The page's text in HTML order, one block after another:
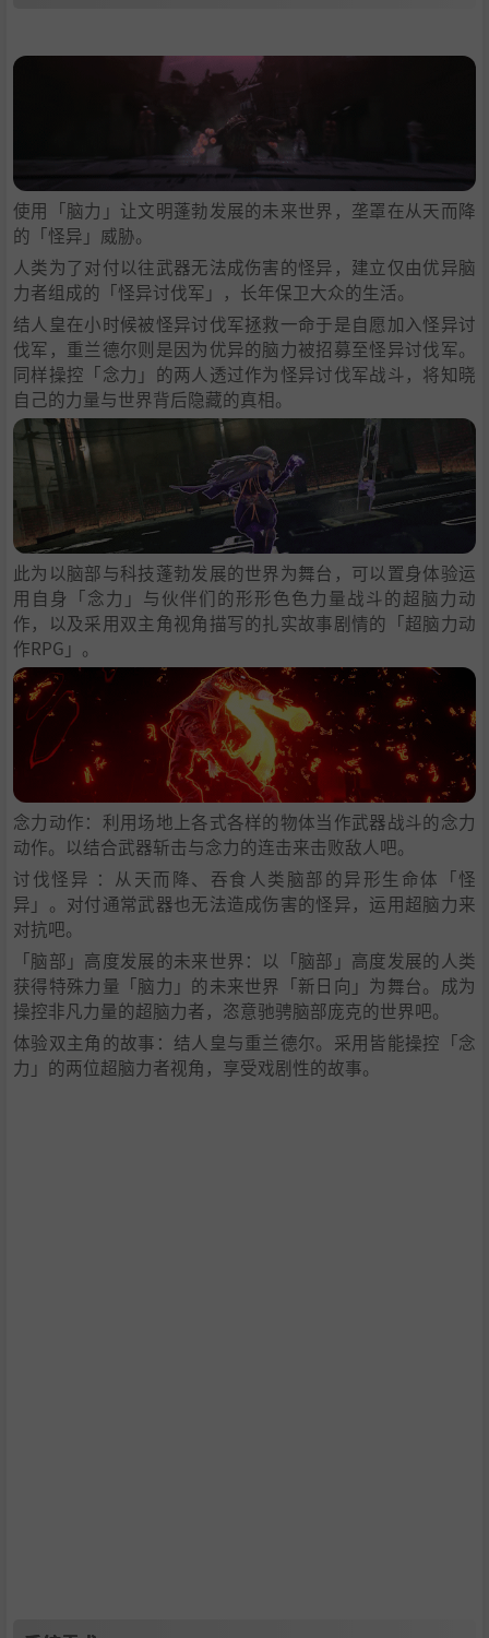
使用「脑力」让文明蓬勃发展的未来世界，垄罩在从天而降
的「怪异」威胁。
人类为了对付以往武器无法成伤害的怪异，建立仅由优异脑
力者组成的「怪异讨伐军」，长年保卫大众的生活。
结人皇在小时候被怪异讨伐军拯救一命于是自愿加入怪异讨
伐军，重兰德尔则是因为优异的脑力被招募至怪异讨伐军。
同样操控「念力」的两人透过作为怪异讨伐军战斗，将知晓
自己的力量与世界背后隐藏的真相。
此为以脑部与科技蓬勃发展的世界为舞台，可以置身体验运
用自身「念力」与伙伴们的形形色色力量战斗的超脑力动
作，以及采用双主角视角描写的扎实故事剧情的「超脑力动
作RPG」。
念力动作：利用场地上各式各样的物体当作武器战斗的念力
动作。以结合武器斩击与念力的连击来击败敌人吧。
讨伐怪异 ：从天而降、吞食人类脑部的异形生命体「怪
异」。对付通常武器也无法造成伤害的怪异，运用超脑力来
对抗吧。
「脑部」高度发展的未来世界：以「脑部」高度发展的人类
获得特殊力量「脑力」的未来世界「新日向」为舞台。成为
操控非凡力量的超脑力者，恣意驰骋脑部庞克的世界吧。
体验双主角的故事：结人皇与重兰德尔。采用皆能操控「念
力」的两位超脑力者视角，享受戏剧性的故事。